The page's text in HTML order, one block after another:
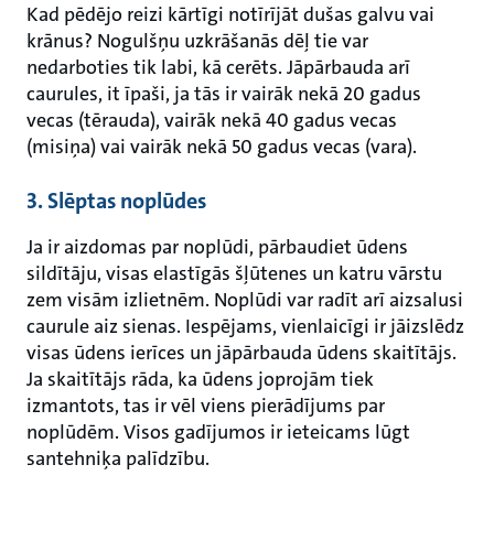
Kad pēdējo reizi kārtīgi notīrījāt dušas galvu vai
krānus? Nogulšņu uzkrāšanās dēļ tie var
nedarboties tik labi, kā cerēts. Jāpārbauda arī
caurules, it īpaši, ja tās ir vairāk nekā 20 gadus
vecas (tērauda), vairāk nekā 40 gadus vecas
(misiņa) vai vairāk nekā 50 gadus vecas (vara).
3. Slēptas noplūdes
Ja ir aizdomas par noplūdi, pārbaudiet ūdens
sildītāju, visas elastīgās šļūtenes un katru vārstu
zem visām izlietnēm. Noplūdi var radīt arī aizsalusi
caurule aiz sienas. Iespējams, vienlaicīgi ir jāizslēdz
visas ūdens ierīces un jāpārbauda ūdens skaitītājs.
Ja skaitītājs rāda, ka ūdens joprojām tiek
izmantots, tas ir vēl viens pierādījums par
noplūdēm. Visos gadījumos ir ieteicams lūgt
santehniķa palīdzību.